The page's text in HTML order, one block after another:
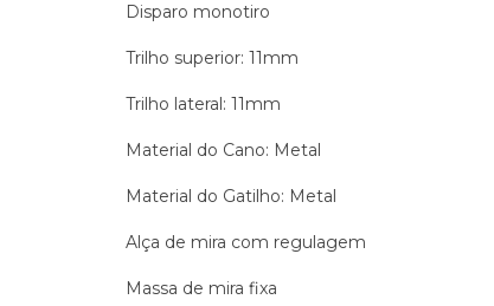
Disparo monotiro
Trilho superior: 11mm
Trilho lateral: 11mm
Material do Cano: Metal
Material do Gatilho: Metal
Alça de mira com regulagem
Massa de mira fixa